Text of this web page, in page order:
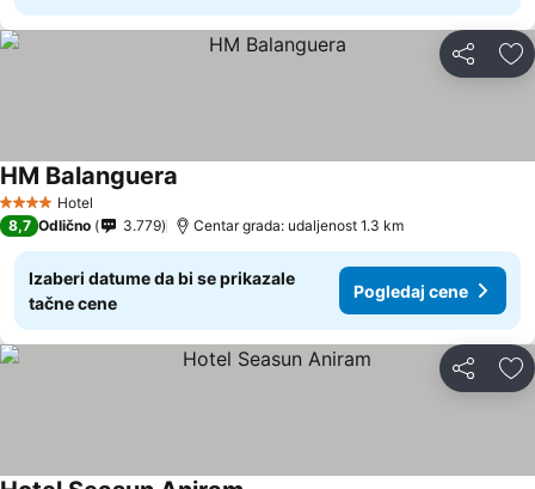
Deli
4 ZvezdiceHotel
HM Balanguera
8,7 Odlično 3.779 Centar grada: udaljenost 1.3 km
Izaberi datume da bi se prikazale
tačne cene
Pogledaj cene
Deli